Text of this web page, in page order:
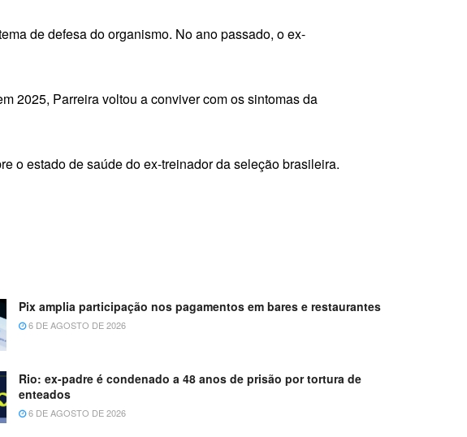
de defesa do organismo. No ano passado, o ex-
2025, Parreira voltou a conviver com os sintomas da
o estado de saúde do ex-treinador da seleção brasileira.
Pix amplia participação nos pagamentos em bares e restaurantes
6 DE AGOSTO DE 2026
Rio: ex-padre é condenado a 48 anos de prisão por tortura de
enteados
6 DE AGOSTO DE 2026